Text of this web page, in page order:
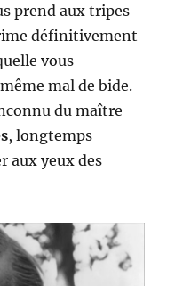
prend aux tripes
définitivement
vous
mal de bide.
du maître
, longtemps
aux yeux des